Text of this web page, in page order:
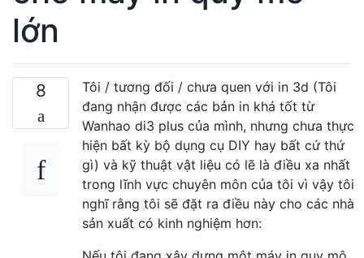
lớn
8
Tôi / tương đối / chưa quen với in 3d (Tôi
đang nhận được các bản in khá tốt từ
Wanhao di3 plus của mình, nhưng chưa thực
hiện bất kỳ bộ dụng cụ DIY hay bất cứ thứ
gì) và kỹ thuật vật liệu có lẽ là điều xa nhất
trong lĩnh vực chuyên môn của tôi vì vậy tôi
nghĩ rằng tôi sẽ đặt ra điều này cho các nhà
sản xuất có kinh nghiệm hơn: